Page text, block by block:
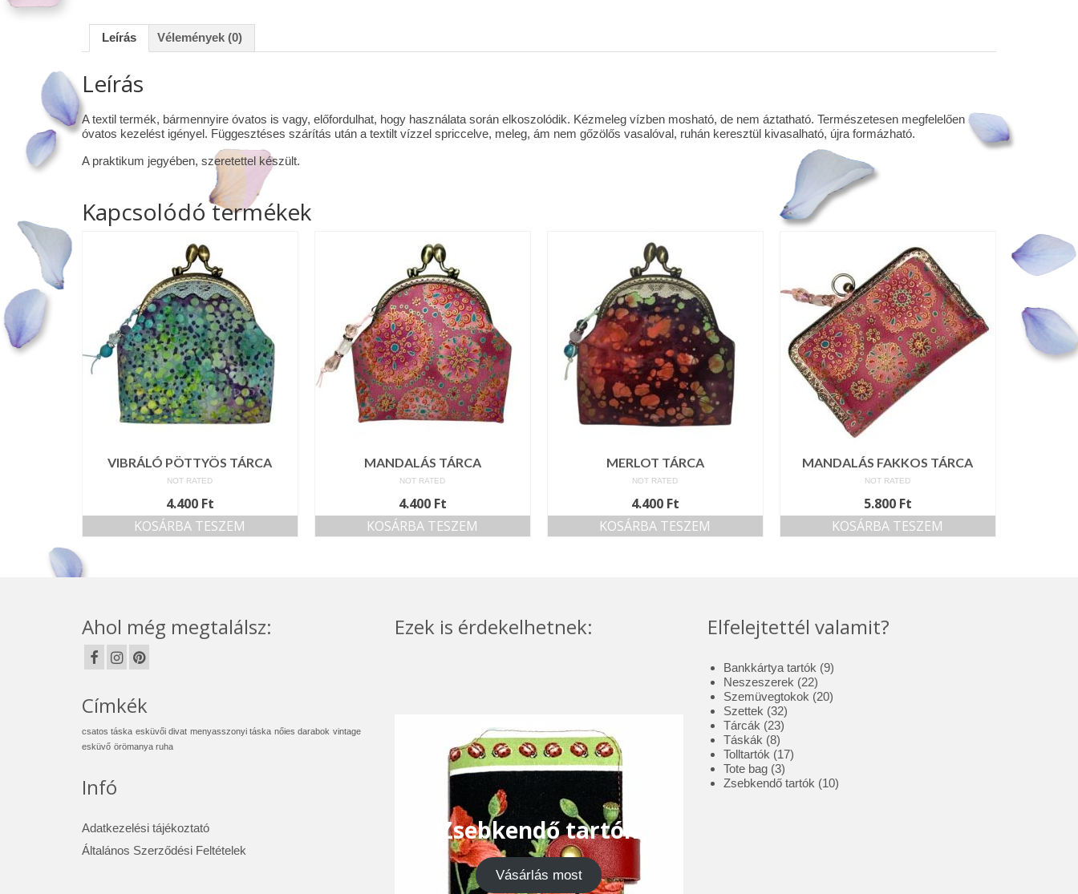
Leírás Vélemények (0)
Leírás
A textil termék, bármennyire óvatos is vagy, előfordulhat, hogy használata során elkoszolódik. Kézmeleg vízben mosható, de nem áztatható. Természetesen megfelelően
óvatos kezelést igényel. Függesztéses szárítás után a textilt vízzel spriccelve, meleg, ám nem gőzölős vasalóval, ruhán keresztül kivasalható, újra formázható.
A praktikum jegyében, szeretettel készült.
Kapcsolódó termékek
VIBRÁLÓ PÖTTYÖS TÁRCA
NOT RATED
4.400 Ft
KOSÁRBA TESZEM
MANDALÁS TÁRCA
NOT RATED
4.400 Ft
KOSÁRBA TESZEM
MERLOT TÁRCA
NOT RATED
4.400 Ft
KOSÁRBA TESZEM
MANDALÁS FAKKOS TÁRCA
NOT RATED
5.800 Ft
KOSÁRBA TESZEM
Ahol még megtalálsz:
Címkék
csatos táska esküvői divat menyasszonyi táska nőies darabok vintage
esküvő örömanya ruha
Infó
Adatkezelési tájékoztató
Általános Szerződési Feltételek
Ezek is érdekelhetnek:
Zsebkendő tartók
Vásárlás most
Elfelejtettél valamit?
Bankkártya tartók 99
Neszeszerek 2222
termék
Szemüvegtokok 2020
Szettek 3232
termék
Tárcák 2323
termék
Táskák 88
termék
Tolltartók 1717
Tote bag 33
termék
Zsebkendő tartók 1010